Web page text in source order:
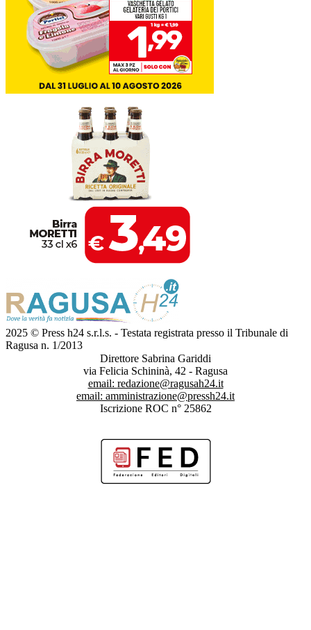
2025 © Press h24 s.r.l.s. - Testata registrata presso il Tribunale di
Ragusa n. 1/2013
Direttore Sabrina Gariddi
via Felicia Schininà, 42 - Ragusa
email: redazione@ragusah24.it
email: amministrazione@pressh24.it
Iscrizione ROC n° 25862